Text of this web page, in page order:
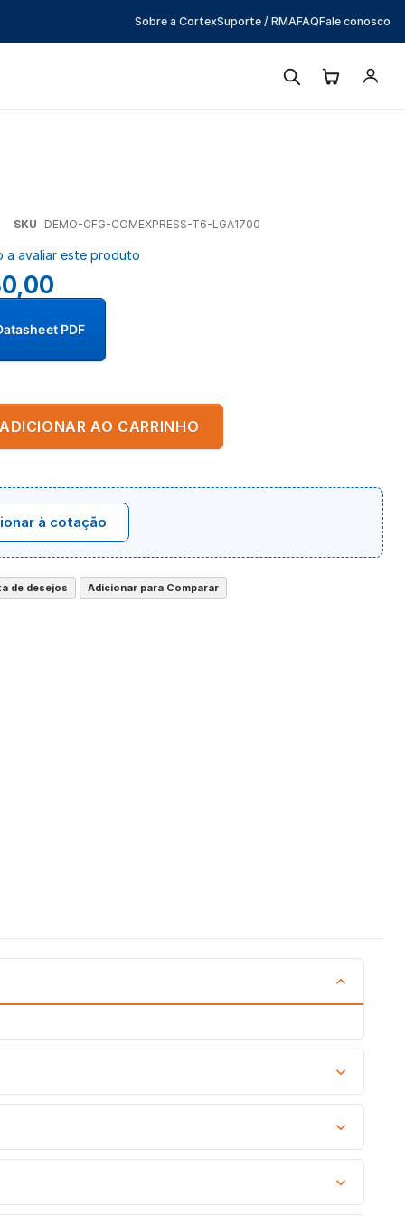
Sobre a CortexSuporte / RMAFAQFale conosco
SKU DEMO-CFG-COMEXPRESS-T6-LGA1700
a avaliar este produto
PDF
ADICIONAR AO CARRINHO
à cotação
de desejos Adicionar para Comparar